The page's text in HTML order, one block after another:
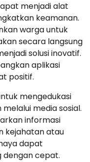
menjadi alat
keamanan.
warga untuk
secara langsung
solusi inovatif.
aplikasi
positif.
mengedukasi
media sosial.
informasi
kejahatan atau
dapat
dengan cepat.